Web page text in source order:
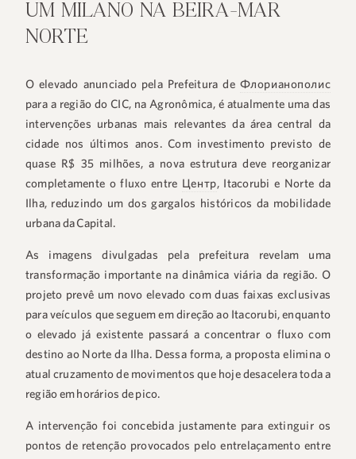
UM MILANO NA BEIRA-MAR
NORTE
O elevado anunciado pela Prefeitura de Флорианополис
para a região do CIC, na Agronômica, é atualmente uma das
intervenções urbanas mais relevantes da área central da
cidade nos últimos anos. Com investimento previsto de
quase R$ 35 milhões, a nova estrutura deve reorganizar
completamente o fluxo entre Центр, Itacorubi e Norte da
Ilha, reduzindo um dos gargalos históricos da mobilidade
urbana da Capital.
As imagens divulgadas pela prefeitura revelam uma
transformação importante na dinâmica viária da região. O
projeto prevê um novo elevado com duas faixas exclusivas
para veículos que seguem em direção ao Itacorubi, enquanto
o elevado já existente passará a concentrar o fluxo com
destino ao Norte da Ilha. Dessa forma, a proposta elimina o
atual cruzamento de movimentos que hoje desacelera toda a
região em horários de pico.
A intervenção foi concebida justamente para extinguir os
pontos de retenção provocados pelo entrelaçamento entre